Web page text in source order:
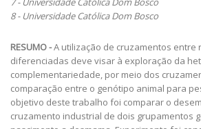
8 - Universidade Católica Dom Bosco
RESUMO -A utilização de cruzamentos entre
diferenciadas deve visar à exploração da
complementariedade, por meio dos
comparação entre o genótipo animal para
objetivo deste trabalho foi comparar o
cruzamento industrial de dois grupamentos